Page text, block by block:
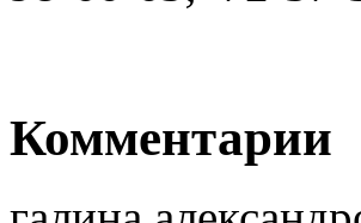
Комментарии